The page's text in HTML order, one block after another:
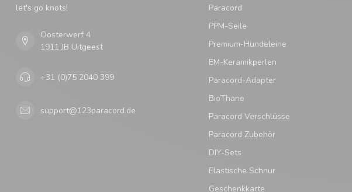
let's go knots!
Oosterwerf 4
1911 JB Uitgeest
+31 (0)75 2040 399
support@123paracord.de
Paracord
PPM-Seile
Premium-Hundeleine
EM-Keramikperlen
Paracord-Adapter
BioThane
Paracord Verschlüsse
Paracord Zubehör
DIY-Sets
Elastische Schnur
Geschenkkarte